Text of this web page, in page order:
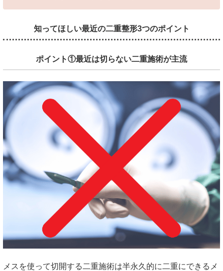
知ってほしい最近の二重整形3つのポイント
ポイント①最近は切らない二重施術が主流
メスを使って切開する二重施術は半永久的に二重にできるメ